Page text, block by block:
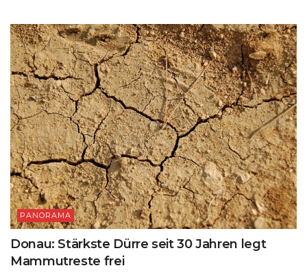
PANORAMA
Donau: Stärkste Dürre seit 30 Jahren legt
Mammutreste frei